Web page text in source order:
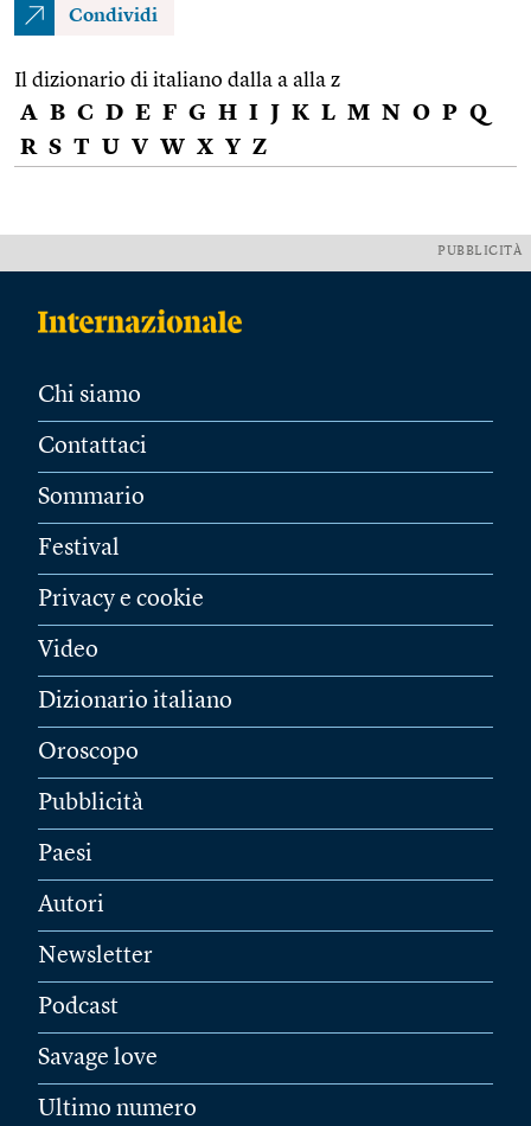
Condividi
Il dizionario di italiano dalla a alla z
A B C D E F G H I J K L M N O P Q
R S T U V W X Y Z
PUBBLICITÀ
Chi siamo
Contattaci
Sommario
Festival
Privacy e cookie
Video
Dizionario italiano
Oroscopo
Pubblicità
Paesi
Autori
Newsletter
Podcast
Savage love
Ultimo numero